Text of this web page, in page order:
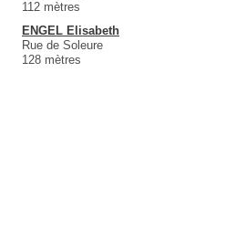
112 mètres
ENGEL Elisabeth
Rue de Soleure
128 mètres